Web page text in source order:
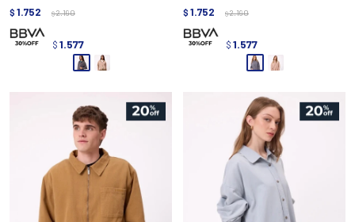
$ 1.752 $ 2.190
$ 1.577
$ 1.752 $ 2.190
$ 1.577